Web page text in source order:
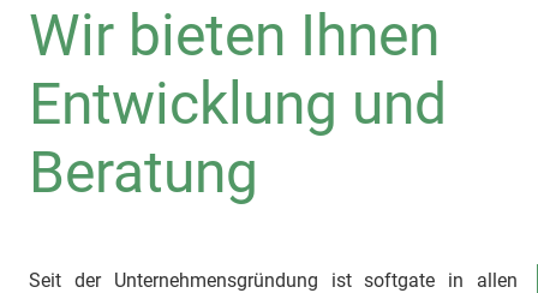
Wir bieten Ihnen
Entwicklung und
Beratung
Seit der Unternehmensgründung ist softgate in allen